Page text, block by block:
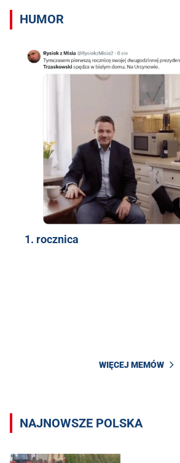
HUMOR
1. rocznica
WIĘCEJ MEMÓW
NAJNOWSZE POLSKA